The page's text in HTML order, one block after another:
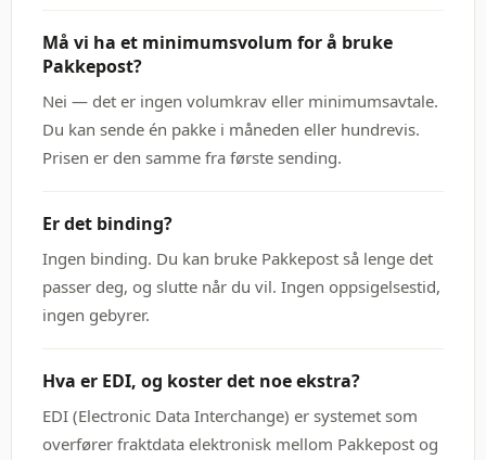
Må vi ha et minimumsvolum for å bruke
Pakkepost?
Nei — det er ingen volumkrav eller minimumsavtale.
Du kan sende én pakke i måneden eller hundrevis.
Prisen er den samme fra første sending.
Er det binding?
Ingen binding. Du kan bruke Pakkepost så lenge det
passer deg, og slutte når du vil. Ingen oppsigelsestid,
ingen gebyrer.
Hva er EDI, og koster det noe ekstra?
EDI (Electronic Data Interchange) er systemet som
overfører fraktdata elektronisk mellom Pakkepost og